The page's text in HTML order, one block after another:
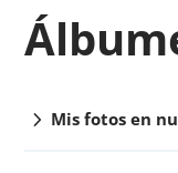
chevron_right Mis fotos en